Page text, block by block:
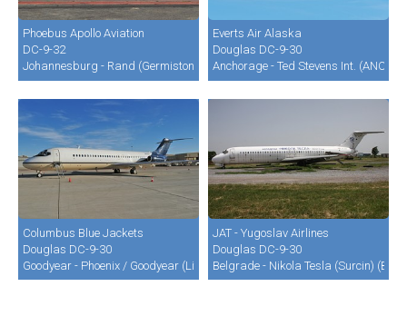
Phoebus Apollo Aviation
DC-9-32
Johannesburg - Rand (Germiston) (QRA / FAGM)
Everts Air Alaska
Douglas DC-9-30
Anchorage - Ted Stevens Int. (ANC /
Columbus Blue Jackets
Douglas DC-9-30
Goodyear - Phoenix / Goodyear (Litchfield Municipal) (GYR)
JAT - Yugoslav Airlines
Douglas DC-9-30
Belgrade - Nikola Tesla (Surcin) (BEG